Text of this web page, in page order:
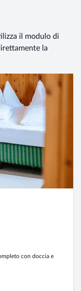
il modulo di
la
con doccia e